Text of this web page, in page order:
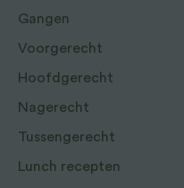
Gangen
Voorgerecht
Hoofdgerecht
Nagerecht
Tussengerecht
Lunch recepten